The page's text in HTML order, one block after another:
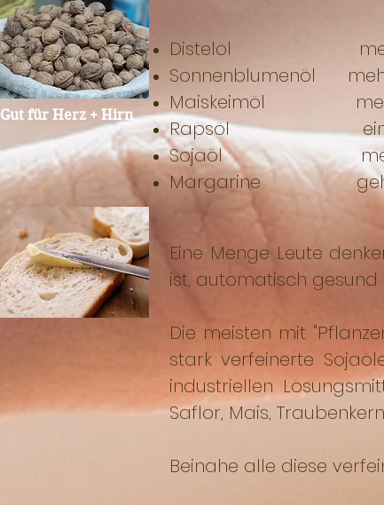
Gut für Herz + Hirn
Distelöl mehrfach
Sonnenblumenöl
Maiskeimöl
Rapsöl einfach
Sojaöl mehrfach
Margarine
Eine Menge Leute
ist, automatisch gesund
Die meisten mit
stark verfeinerte
industriellen
Saflor, Mais,
Beinahe alle diese